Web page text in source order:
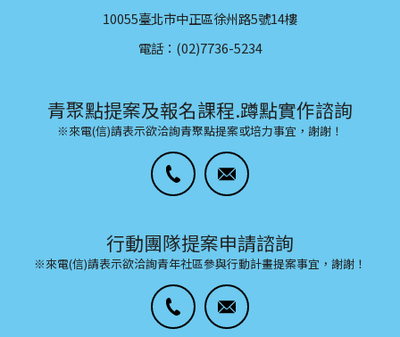
10055臺北市中正區徐州路5號14樓
電話：(02)7736-5234
青聚點提案及報名課程.蹲點實作諮詢
※來電(信)請表示欲洽詢青聚點提案或培力事宜，謝謝！
行動團隊提案申請諮詢
※來電(信)請表示欲洽詢青年社區參與行動計畫提案事宜，謝謝！